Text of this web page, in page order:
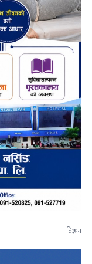
विज्ञापन